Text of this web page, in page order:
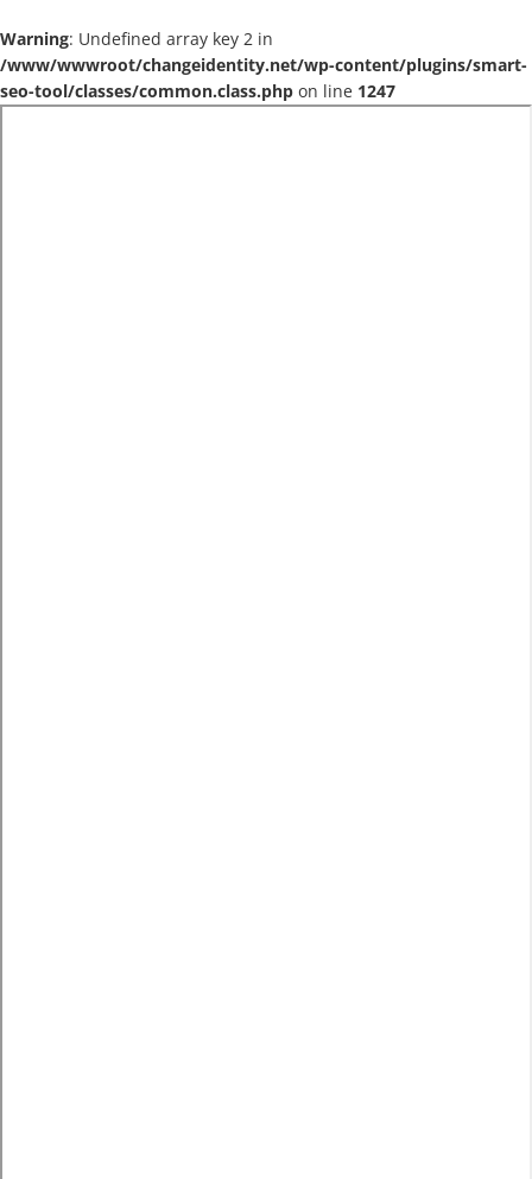
Warning: Undefined array key 2 in
/www/wwwroot/changeidentity.net/wp-content/plugins/smart-
seo-tool/classes/common.class.php on line 1247